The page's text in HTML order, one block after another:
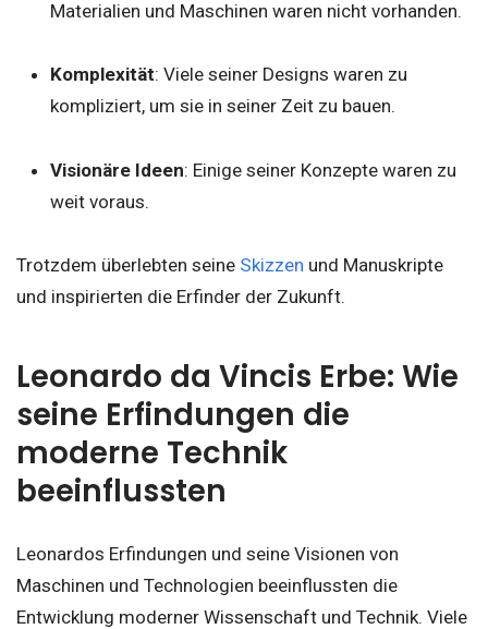
Materialien und Maschinen waren nicht vorhanden.
Komplexität: Viele seiner Designs waren zu
kompliziert, um sie in seiner Zeit zu bauen.
Visionäre Ideen: Einige seiner Konzepte waren zu
weit voraus.
Trotzdem überlebten seine Skizzen und Manuskripte
und inspirierten die Erfinder der Zukunft.
Leonardo da Vincis Erbe: Wie
seine Erfindungen die
moderne Technik
beeinflussten
Leonardos Erfindungen und seine Visionen von
Maschinen und Technologien beeinflussten die
Entwicklung moderner Wissenschaft und Technik. Viele